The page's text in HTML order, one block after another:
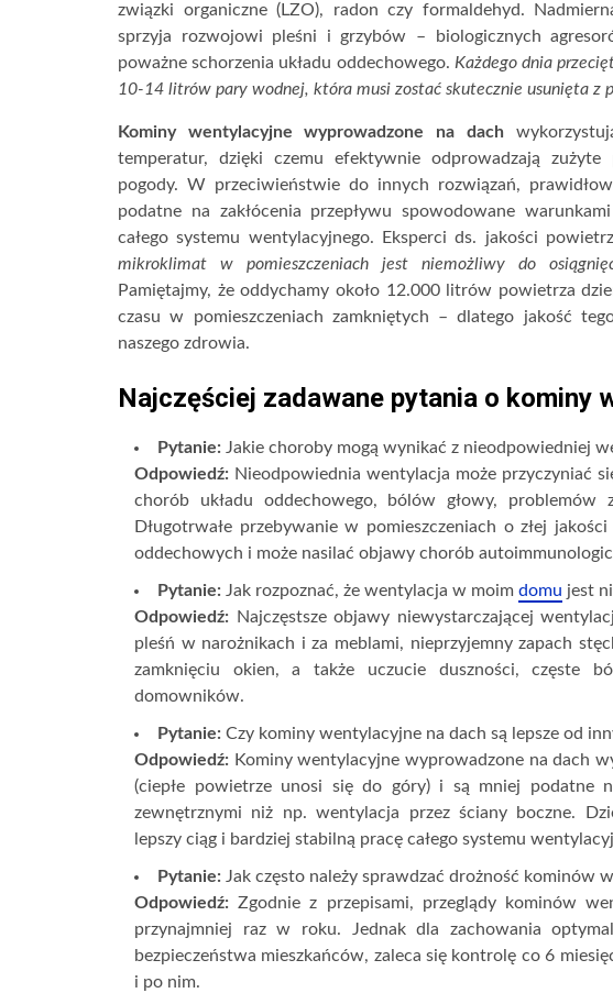
związki organiczne (LZO), radon czy formaldehyd.
sprzyja rozwojowi pleśni i grzybów – biologicznych
poważne schorzenia układu oddechowego. Każdego dnia
10-14 litrów pary wodnej, która musi zostać skutecznie usunięta z
Kominy wentylacyjne wyprowadzone na dach
temperatur, dzięki czemu efektywnie odprowadzają
pogody. W przeciwieństwie do innych rozwiązań,
podatne na zakłócenia przepływu spowodowane
całego systemu wentylacyjnego. Eksperci ds. jakości
mikroklimat w pomieszczeniach jest niemożliwy do
Pamiętajmy, że oddychamy około 12.000 litrów powietrza
czasu w pomieszczeniach zamkniętych – dlatego jakość
naszego zdrowia.
Najczęściej zadawane pytania o kominy
Pytanie: Jakie choroby mogą wynikać z nieodpowiedniej
Odpowiedź: Nieodpowiednia wentylacja może przyczyniać
chorób układu oddechowego, bólów głowy,
Długotrwałe przebywanie w pomieszczeniach o złej
oddechowych i może nasilać objawy chorób
Pytanie: Jak rozpoznać, że wentylacja w moim domu jest
Odpowiedź: Najczęstsze objawy niewystarczającej
pleśń w narożnikach i za meblami, nieprzyjemny zapach
zamknięciu okien, a także uczucie duszności, częste
domowników.
Pytanie: Czy kominy wentylacyjne na dach są lepsze od
Odpowiedź: Kominy wentylacyjne wyprowadzone na dach
(ciepłe powietrze unosi się do góry) i są mniej podatne
zewnętrznymi niż np. wentylacja przez ściany boczne.
lepszy ciąg i bardziej stabilną pracę całego systemu
Pytanie: Jak często należy sprawdzać drożność kominów
Odpowiedź: Zgodnie z przepisami, przeglądy kominów
przynajmniej raz w roku. Jednak dla zachowania
bezpieczeństwa mieszkańców, zaleca się kontrolę co 6
i po nim.